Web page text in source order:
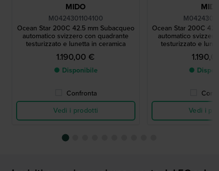
MIDO
M0424301104100
Ocean Star 200C 42.5 mm Subacqueo
automatico svizzero con quadrante
testurizzato e lunetta in ceramica
1.190,00 €
● Disponibile
Confronta
Vedi i prodotti
Ocean Star 200C
automatico
testurizzato e
●
Vedi i